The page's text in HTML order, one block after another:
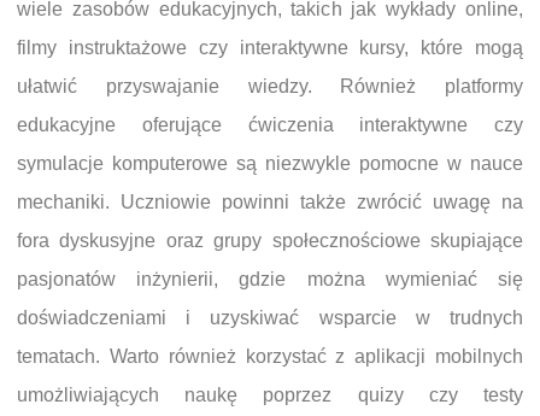
wiele zasobów edukacyjnych, takich jak wykłady online,
filmy instruktażowe czy interaktywne kursy, które mogą
ułatwić przyswajanie wiedzy. Również platformy
edukacyjne oferujące ćwiczenia interaktywne czy
symulacje komputerowe są niezwykle pomocne w nauce
mechaniki. Uczniowie powinni także zwrócić uwagę na
fora dyskusyjne oraz grupy społecznościowe skupiające
pasjonatów inżynierii, gdzie można wymieniać się
doświadczeniami i uzyskiwać wsparcie w trudnych
tematach. Warto również korzystać z aplikacji mobilnych
umożliwiających naukę poprzez quizy czy testy